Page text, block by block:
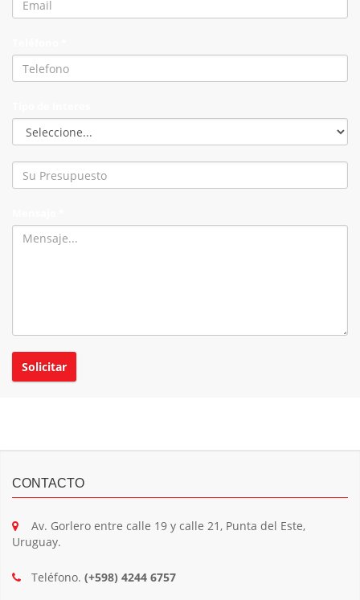
CONTACTO
Av. Gorlero entre calle 19 y calle 21, Punta del Este,
Uruguay.
Teléfono. (+598) 4244 6757